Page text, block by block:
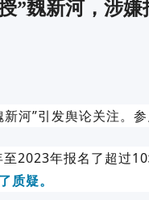
”魏新河，涉
河”引发舆论关注。
2023年报名了超过
质疑。